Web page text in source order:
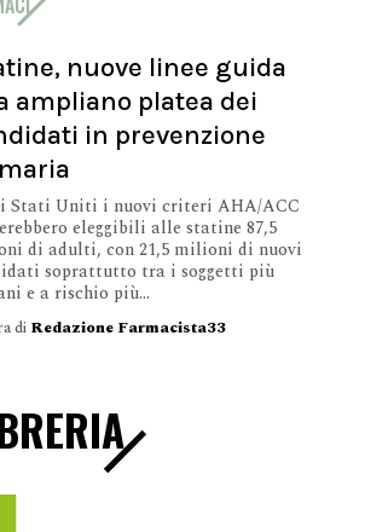
nuove linee guida
ampliano platea dei
in prevenzione
Stati Uniti i nuovi criteri AHA/ACC
eleggibili alle statine 87,5
di adulti, con 21,5 milioni di nuovi
soprattutto tra i soggetti più
e a rischio più...
diRedazione Farmacista33